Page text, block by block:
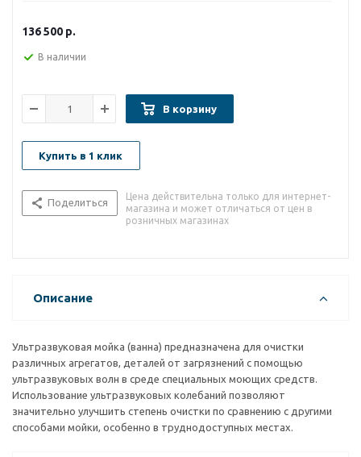
136 500 р.
В наличии
В корзину
Купить в 1 клик
Поделиться
Цена действительна только для интернет-
магазина и может отличаться от цен в
розничных магазинах
Описание
Ультразвуковая мойка (ванна) предназначена для очистки
различных агрегатов, деталей от загрязнений с помощью
ультразвуковых волн в среде специальных моющих средств.
Использование ультразвуковых колебаний позволяют
значительно улучшить степень очистки по сравнению с другими
способами мойки, особенно в труднодоступных местах.